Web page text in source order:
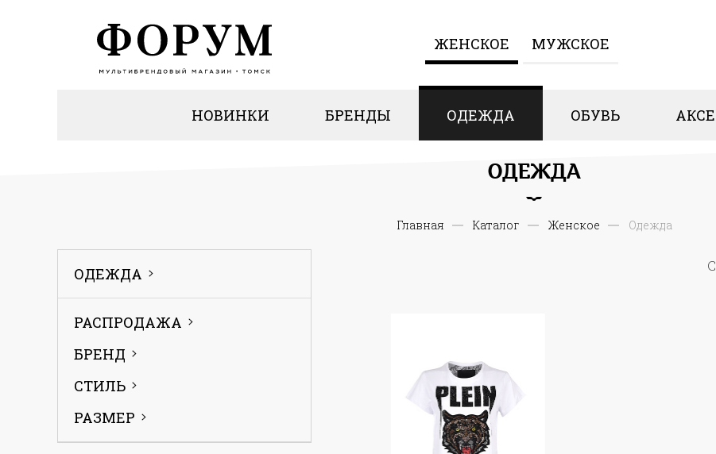
ЖЕНCКОЕ МУЖСКОЕ
НОВИНКИ БРЕНДЫ ОДЕЖДА ОБУВЬ
ОДЕЖДА
Главная Каталог Женcкое Одежда
ОДЕЖДА
РАСПРОДАЖА
БРЕНД
СТИЛЬ
РАЗМЕР